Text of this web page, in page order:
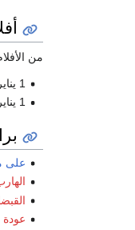
من
1 يناير –
1 يناير –
على
عودة